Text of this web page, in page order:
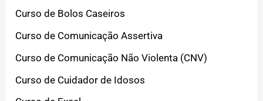
Curso de Bolos Caseiros
Curso de Comunicação Assertiva
Curso de Comunicação Não Violenta (CNV)
Curso de Cuidador de Idosos